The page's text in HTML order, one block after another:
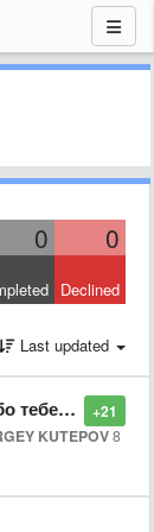
0 0
Declined
Last updated
+21
пухом.
KUTEPOV8